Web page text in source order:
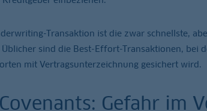
Transaktion ist die zwar schnellste,
sind die Best-Effort-Transaktionen, bei
mit Vertragsunterzeichnung gesichert wird.
Gefahr im